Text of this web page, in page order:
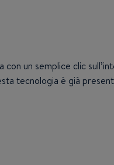
un semplice clic
tecnologia è già